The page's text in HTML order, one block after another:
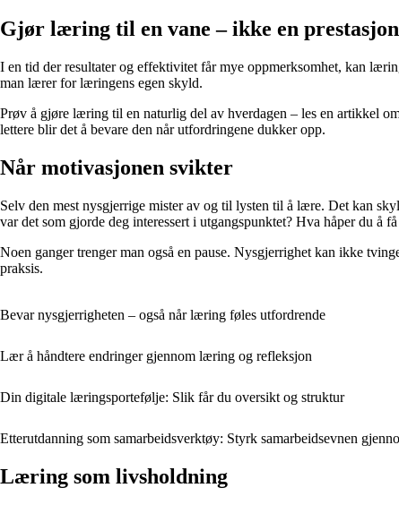
Gjør læring til en vane – ikke en prestasjon
I en tid der resultater og effektivitet får mye oppmerksomhet, kan
man lærer for læringens egen skyld.
Prøv å gjøre læring til en naturlig del av hverdagen – les en artikkel
lettere blir det å bevare den når utfordringene dukker opp.
Når motivasjonen svikter
Selv den mest nysgjerrige mister av og til lysten til å lære. Det kan
var det som gjorde deg interessert i utgangspunktet? Hva håper du å
Noen ganger trenger man også en pause. Nysgjerrighet kan ikke
praksis.
Bevar nysgjerrigheten – også når læring føles utfordrende
Lær å håndtere endringer gjennom læring og refleksjon
Din digitale læringsportefølje: Slik får du oversikt og struktur
Etterutdanning som samarbeidsverktøy: Styrk samarbeidsevnen
Læring som livsholdning